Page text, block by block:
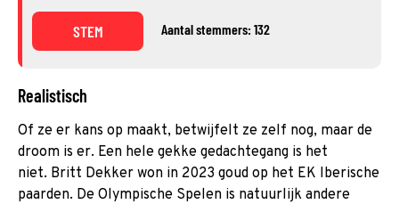
STEM Aantal stemmers: 132
Realistisch
Of ze er kans op maakt, betwijfelt ze zelf nog, maar de
droom is er. Een hele gekke gedachtegang is het
niet. Britt Dekker won in 2023 goud op het EK Iberische
paarden. De Olympische Spelen is natuurlijk andere